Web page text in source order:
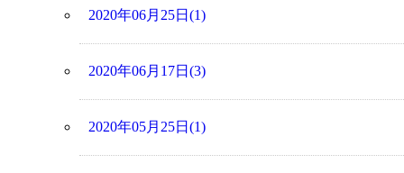
2020年06月25日(1)
2020年06月17日(3)
2020年05月25日(1)